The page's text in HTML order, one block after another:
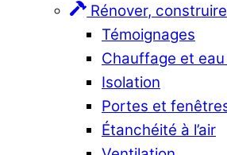
Rénover, construire
Témoignages
Chauffage et
Isolation
Portes et
Étanchéité à l’air